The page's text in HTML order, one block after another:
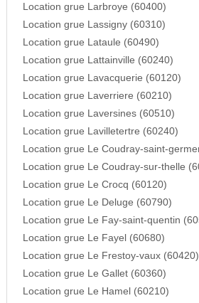
Location grue Larbroye (60400)
Location grue Lassigny (60310)
Location grue Lataule (60490)
Location grue Lattainville (60240)
Location grue Lavacquerie (60120)
Location grue Laverriere (60210)
Location grue Laversines (60510)
Location grue Lavilletertre (60240)
Location grue Le Coudray-saint-
Location grue Le Coudray-sur-thelle
Location grue Le Crocq (60120)
Location grue Le Deluge (60790)
Location grue Le Fay-saint-quentin
Location grue Le Fayel (60680)
Location grue Le Frestoy-vaux (60420)
Location grue Le Gallet (60360)
Location grue Le Hamel (60210)